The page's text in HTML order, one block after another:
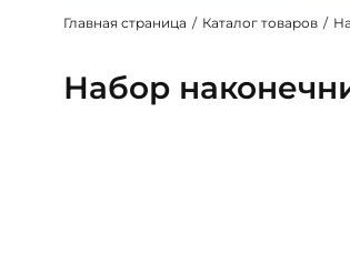
Главная страница / Каталог товаров /
Набор